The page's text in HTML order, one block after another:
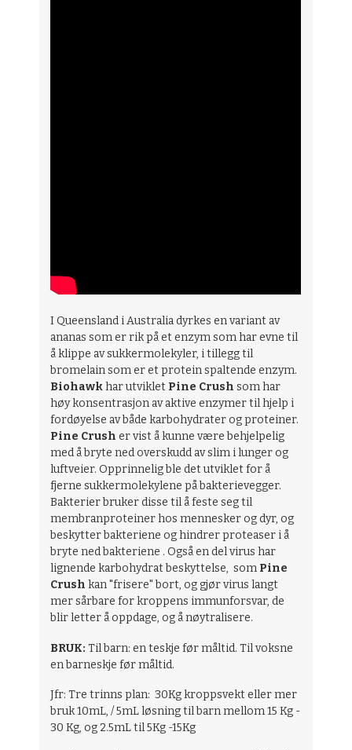
I Queensland i Australia dyrkes en variant av
ananas som er rik på et enzym som har evne til
å klippe av sukkermolekyler, i tillegg til
bromelain som er et protein spaltende enzym.
Biohawkhar utviklet Pine Crush som har
høy konsentrasjon av aktive enzymer til hjelp i
fordøyelse av både karbohydrater og proteiner.
Pine Crush er vist å kunne være behjelpelig
med å bryte ned overskudd av slim i lunger og
luftveier. Opprinnelig ble det utviklet for å
fjerne sukkermolekylene på bakterievegger.
Bakterier bruker disse til å feste seg til
membranproteiner hos mennesker og dyr, og
beskytter bakteriene og hindrer proteaser i å
bryte ned bakteriene . Også en del virus har
lignende karbohydrat beskyttelse, som Pine
Crushkan "frisere" bort, og gjør virus langt
mer sårbare for kroppens immunforsvar, de
blir letter å oppdage, og å nøytralisere.
BRUK: Til barn: en teskje før måltid. Til voksne
en barneskje før måltid.
Jfr: Tre trinns plan: 30Kg kroppsvekt eller mer
bruk 10mL, / 5mL løsning til barn mellom 15 Kg -
30 Kg, og 2.5mL til 5Kg -15Kg